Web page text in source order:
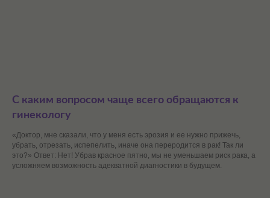
С каким вопросом чаще всего обращаются к
гинекологу
«Доктор, мне сказали, что у меня есть эрозия и ее нужно прижечь,
убрать, отрезать, испепелить, иначе она переродится в рак! Так ли
это?» Ответ: Нет! Убрав красное пятно, мы не уменьшаем риск рака, а
усложняем возможность адекватной диагностики в будущем.